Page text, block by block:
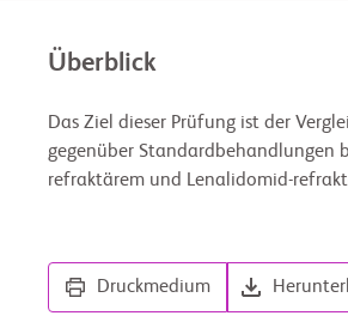
Überblick
Das Ziel dieser Prüfung ist der
gegenüber Standardbehandlungen
refraktärem und Lenalidomid-
Druckmedium